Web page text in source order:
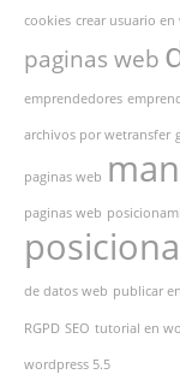
cookies crear usuario en
paginas web
emprendedores
archivos por wetransfer
paginas web
paginas web
de datos web publicar
RGPD SEO tutorial en
wordpress 5.5